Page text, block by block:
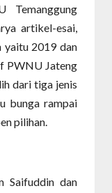
Temanggung
artikel-esai,
yaitu 2019 dan
PWNU Jateng
dari tiga jenis
bunga rampai
pilihan.
Saifuddin dan